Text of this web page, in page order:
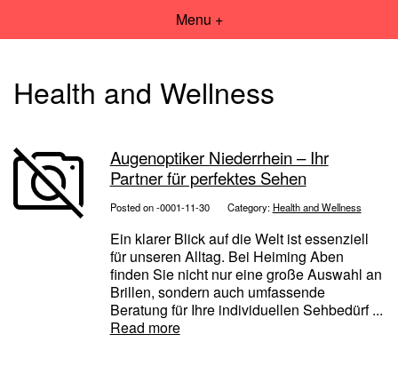
Menu +
Health and Wellness
Augenoptiker Niederrhein – Ihr
Partner für perfektes Sehen
Posted on -0001-11-30 Category: Health and Wellness
Ein klarer Blick auf die Welt ist essenziell
für unseren Alltag. Bei Heiming Aben
finden Sie nicht nur eine große Auswahl an
Brillen, sondern auch umfassende
Beratung für Ihre individuellen Sehbedürf ...
Read more